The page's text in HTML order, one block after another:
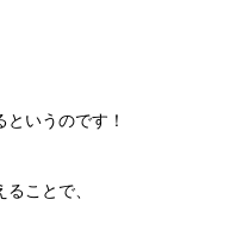
いうのです！
ことで、